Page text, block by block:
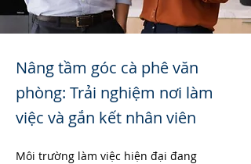
Nâng tầm góc cà phê văn
phòng: Trải nghiệm nơi làm
việc và gắn kết nhân viên
Môi trường làm việc hiện đại đang